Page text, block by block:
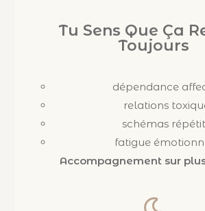
Tu Sens Que Ça
Toujours
dépendance
relations
schémas
fatigue
Accompagnement sur